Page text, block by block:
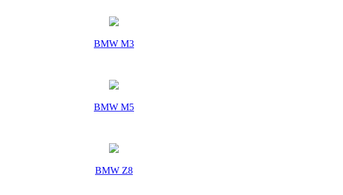
BMW M3
BMW M5
BMW Z8